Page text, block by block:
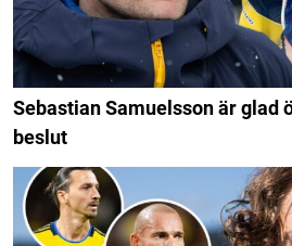
Sebastian Samuelsson är glad
beslut